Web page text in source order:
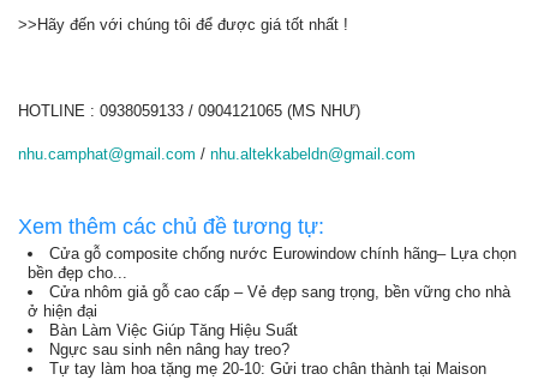
>>Hãy đến với chúng tôi để được giá tốt nhất !
HOTLINE : 0938059133 / 0904121065 (MS NHƯ)
nhu.camphat@gmail.com / nhu.altekkabeldn@gmail.com
Xem thêm các chủ đề tương tự:
Cửa gỗ composite chống nước Eurowindow chính hãng– Lựa chọn
bền đẹp cho...
Cửa nhôm giả gỗ cao cấp – Vẻ đẹp sang trọng, bền vững cho nhà
ở hiện đại
Bàn Làm Việc Giúp Tăng Hiệu Suất
Ngực sau sinh nên nâng hay treo?
Tự tay làm hoa tặng mẹ 20-10: Gửi trao chân thành tại Maison